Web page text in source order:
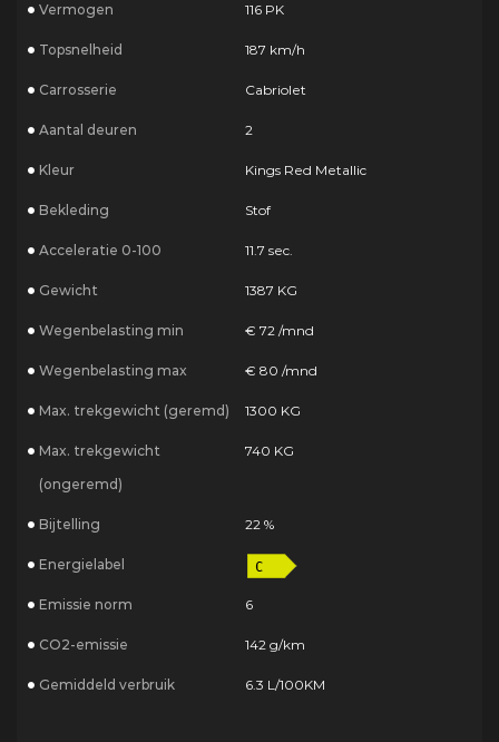
Vermogen 116 PK
Topsnelheid 187 km/h
Carrosserie Cabriolet
Aantal deuren 2
Kleur Kings Red Metallic
Bekleding Stof
Acceleratie 0-100 11.7 sec.
Gewicht 1387 KG
Wegenbelasting min € 72 /mnd
Wegenbelasting max € 80 /mnd
Max. trekgewicht (geremd) 1300 KG
Max. trekgewicht
(ongeremd)
740 KG
Bijtelling 22 %
Energielabel
Emissie norm 6
CO2-emissie 142 g/km
Gemiddeld verbruik 6.3 L/100KM